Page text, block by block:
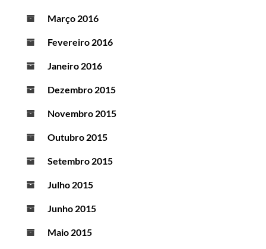
Março 2016
Fevereiro 2016
Janeiro 2016
Dezembro 2015
Novembro 2015
Outubro 2015
Setembro 2015
Julho 2015
Junho 2015
Maio 2015